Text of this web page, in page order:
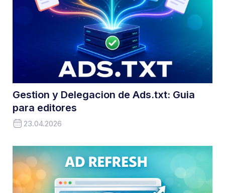
Gestion y Delegacion de Ads.txt: Guia
para editores
23.04.2026